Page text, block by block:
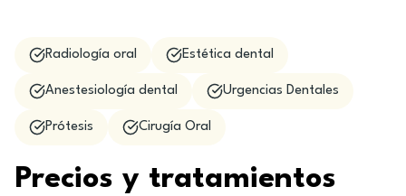
Radiología oral Estética dental
Anestesiología dental Urgencias Dentales
Prótesis Cirugía Oral
Precios y tratamientos